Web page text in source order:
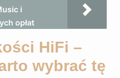
i
opłat
HiFi –
wybrać tę